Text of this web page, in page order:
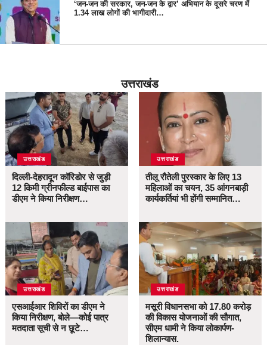
‘जन-जन की सरकार, जन-जन के द्वार’ अभियान के दूसरे चरण में
1.34 लाख लोगों की भागीदारी…
उत्तराखंड
उत्तराखंड
दिल्ली-देहरादून कॉरिडोर से जुड़ी
12 किमी ग्रीनफील्ड बाईपास का
डीएम ने किया निरीक्षण…
उत्तराखंड
एसआईआर शिविरों का डीएम ने
किया निरीक्षण, बोले—कोई पात्र
मतदाता सूची से न छूटे…
उत्तराखंड
तीलू रौतेली पुरस्कार के लिए 13
महिलाओं का चयन, 35 आंगनबाड़ी
कार्यकर्तियां भी होंगी सम्मानित…
उत्तराखंड
मसूरी विधानसभा को 17.80 करोड़
की विकास योजनाओं की सौगात,
सीएम धामी ने किया लोकार्पण-
शिलान्यास.